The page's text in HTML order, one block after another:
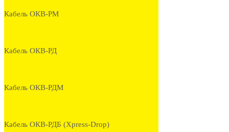
Кабель ОКВ-РМ
Кабель ОКВ-РД
Кабель ОКВ-РДМ
Кабель ОКВ-РДБ (Xpress-Drop)